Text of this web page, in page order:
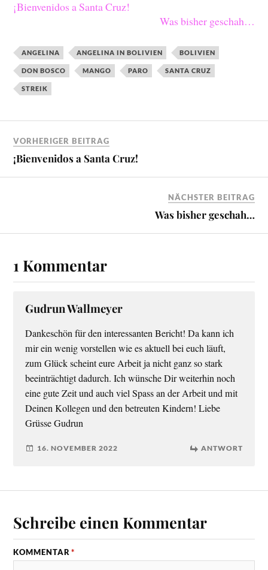
¡Bienvenidos a Santa Cruz!
Was bisher geschah…
ANGELINA ANGELINA IN BOLIVIEN BOLIVIEN
DON BOSCO MANGO PARO SANTA CRUZ
STREIK
VORHERIGER BEITRAG
¡Bienvenidos a Santa Cruz!
NÄCHSTER BEITRAG
Was bisher geschah…
1 Kommentar
Gudrun Wallmeyer
Dankeschön für den interessanten Bericht! Da kann ich
mir ein wenig vorstellen wie es aktuell bei euch läuft,
zum Glück scheint eure Arbeit ja nicht ganz so stark
beeinträchtigt dadurch. Ich wünsche Dir weiterhin noch
eine gute Zeit und auch viel Spass an der Arbeit und mit
Deinen Kollegen und den betreuten Kindern! Liebe
Grüsse Gudrun
16. NOVEMBER 2022 ANTWORT
Schreibe einen Kommentar
KOMMENTAR *